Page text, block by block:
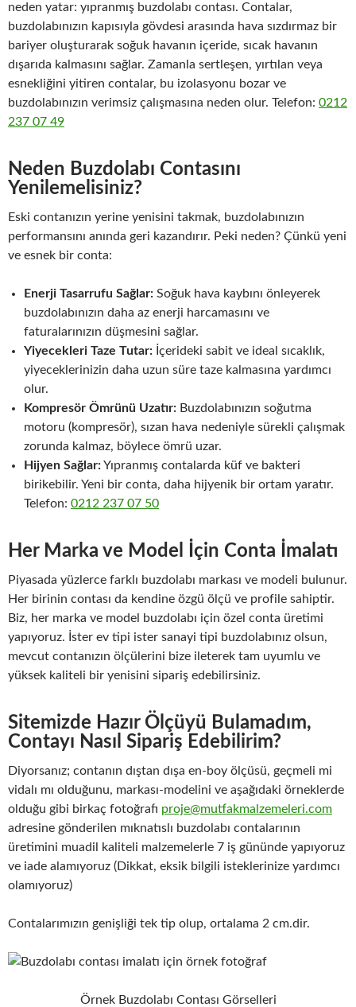
neden yatar: yıpranmış buzdolabı contası. Contalar,
buzdolabınızın kapısıyla gövdesi arasında hava sızdırmaz bir
bariyer oluşturarak soğuk havanın içeride, sıcak havanın
dışarıda kalmasını sağlar. Zamanla sertleşen, yırtılan veya
esnekliğini yitiren contalar, bu izolasyonu bozar ve
buzdolabınızın verimsiz çalışmasına neden olur. Telefon: 0212
237 07 49
Neden Buzdolabı Contasını
Yenilemelisiniz?
Eski contanızın yerine yenisini takmak, buzdolabınızın
performansını anında geri kazandırır. Peki neden? Çünkü yeni
ve esnek bir conta:
Enerji Tasarrufu Sağlar: Soğuk hava kaybını önleyerek
buzdolabınızın daha az enerji harcamasını ve
faturalarınızın düşmesini sağlar.
Yiyecekleri Taze Tutar: İçerideki sabit ve ideal sıcaklık,
yiyeceklerinizin daha uzun süre taze kalmasına yardımcı
olur.
Kompresör Ömrünü Uzatır: Buzdolabınızın soğutma
motoru (kompresör), sızan hava nedeniyle sürekli çalışmak
zorunda kalmaz, böylece ömrü uzar.
Hijyen Sağlar:Yıpranmış contalarda küf ve bakteri
birikebilir. Yeni bir conta, daha hijyenik bir ortam yaratır.
Telefon: 0212 237 07 50
Her Marka ve Model İçin Conta İmalatı
Piyasada yüzlerce farklı buzdolabı markası ve modeli bulunur.
Her birinin contası da kendine özgü ölçü ve profile sahiptir.
Biz, her marka ve model buzdolabı için özel conta üretimi
yapıyoruz. İster ev tipi ister sanayi tipi buzdolabınız olsun,
mevcut contanızın ölçülerini bize ileterek tam uyumlu ve
yüksek kaliteli bir yenisini sipariş edebilirsiniz.
Sitemizde Hazır Ölçüyü Bulamadım,
Contayı Nasıl Sipariş Edebilirim?
Diyorsanız; contanın dıştan dışa en-boy ölçüsü, geçmeli mi
vidalı mı olduğunu, markası-modelini ve aşağıdaki örneklerde
olduğu gibi birkaç fotoğrafı proje@mutfakmalzemeleri.com
adresine gönderilen mıknatıslı buzdolabı contalarının
üretimini muadil kaliteli malzemelerle 7 iş gününde yapıyoruz
ve iade alamıyoruz (Dikkat, eksik bilgili isteklerinize yardımcı
olamıyoruz)
Contalarımızın genişliği tek tip olup, ortalama 2 cm.dir.
Örnek Buzdolabı Contası Görselleri